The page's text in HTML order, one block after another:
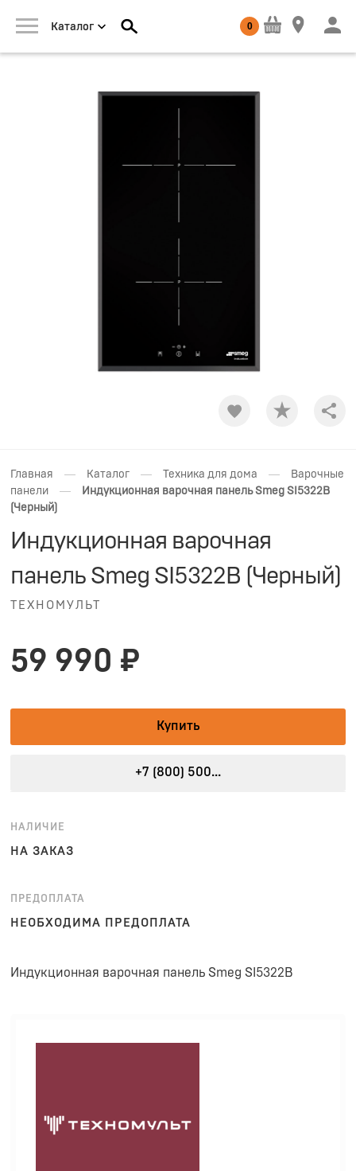
Каталог 0
Главная — Каталог — Техника для дома —
Варочные
панели
—
Индукционная варочная панель Smeg SI5322B
(Черный)
Индукционная варочная
панель Smeg SI5322B (Черный)
ТЕХНОМУЛЬТ
59 990 ₽
Купить
+7 (800) 500...
НАЛИЧИЕ
НА ЗАКАЗ
ПРЕДОПЛАТА
НЕОБХОДИМА ПРЕДОПЛАТА
Индукционная варочная панель Smeg SI5322B